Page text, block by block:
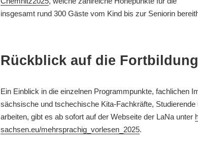
insgesamt rund 300 Gäste vom Kind bis zur Seniorin
Rückblick auf die
Ein Einblick in die einzelnen Programmpunkte, fachlichen
sächsische und tschechische Kita-Fachkräfte,
arbeiten, gibt es ab sofort auf der Webseite der LaNa unter
sachsen.eu/mehrsprachig_vorlesen_2025.